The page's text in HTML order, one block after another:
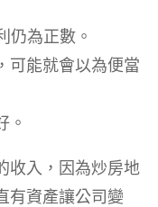
仍為正數。
可能就會以為便當
。
收入，因為炒房地
有資產讓公司變